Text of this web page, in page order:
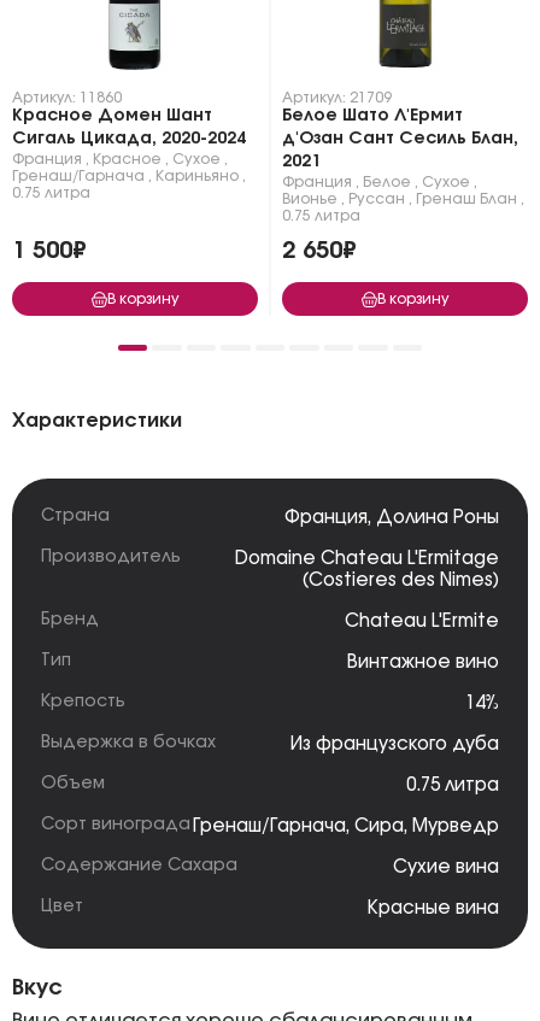
Артикул: 11860
Красное Домен Шант
Сигаль Цикада, 2020-2024
Франция Красное Сухое
Гренаш/Гарнача
Кариньяно
0.75 литра
1 500₽
В корзину
Артикул: 21709
Белое Шато Л'Ермит
д'Озан Сант Сесиль Блан,
2021
Франция Белое Сухое
Вионье
Руссан Гренаш Блан
0.75 литра
2 650₽
В корзину
Характеристики
Страна Франция, Долина Роны
Производитель
Domaine Chateau L'Ermitage
(Costieres des Nimes)
Бренд Chateau L'Ermite
Тип Винтажное вино
Крепость 14%
Выдержка в бочках Из французского дуба
Объем 0.75 литра
Сорт винограда Гренаш/Гарнача, Сира, Мурведр
Содержание Сахара Сухие вина
Цвет Красные вина
Вкус